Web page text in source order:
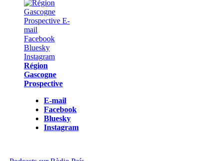
Région
Gascogne
Prospective
E-mail
Facebook
Bluesky
Instagram